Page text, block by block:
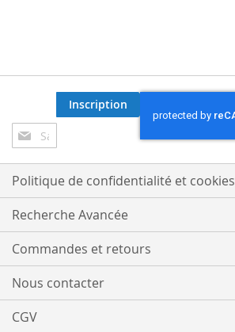
Inscription
à
notre
lettre
d’information
:
Inscription
Politique de confidentialité et cookies
Recherche Avancée
Commandes et retours
Nous contacter
CGV